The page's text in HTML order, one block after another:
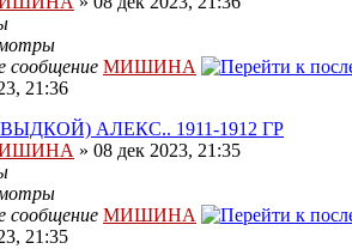
сообщение МИШИНА
21:36
АЛЕКС.. 1911-1912 ГР
» 08 дек 2023, 21:35
сообщение МИШИНА
21:35